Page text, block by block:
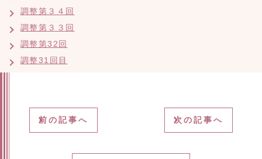
調整第３４回
調整第３３回
調整第32回
調整31回目
前の記事へ 次の記事へ